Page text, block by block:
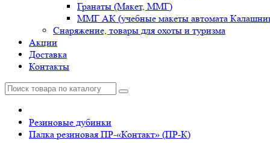
Гранаты (Макет, ММГ)
ММГ АК (учебные макеты автомата
Снаряжение, товары для охоты и туризма
Акции
Доставка
Контакты
Резиновые дубинки
Палка резиновая ПР-«Контакт» (ПР-К)